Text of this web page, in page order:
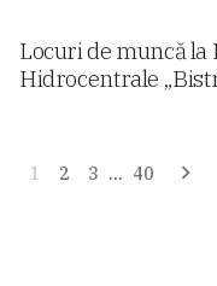
Locuri de muncă
Hidrocentrale
1 2 3 … 40